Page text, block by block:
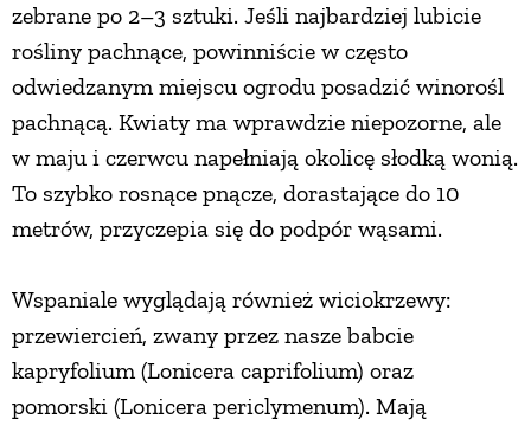
zebrane po 2–3 sztuki. Jeśli najbardziej lubicie
rośliny pachnące, powinniście w często
odwiedzanym miejscu ogrodu posadzić winorośl
pachnącą. Kwiaty ma wprawdzie niepozorne, ale
w maju i czerwcu napełniają okolicę słodką wonią.
To szybko rosnące pnącze, dorastające do 10
metrów, przyczepia się do podpór wąsami.
Wspaniale wyglądają również wiciokrzewy:
przewiercień, zwany przez nasze babcie
kapryfolium (Lonicera caprifolium) oraz
pomorski (Lonicera periclymenum). Mają